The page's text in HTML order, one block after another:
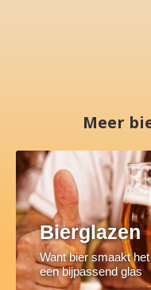
Meer
Bierglazen
Want bier smaakt
een bijpassend glas